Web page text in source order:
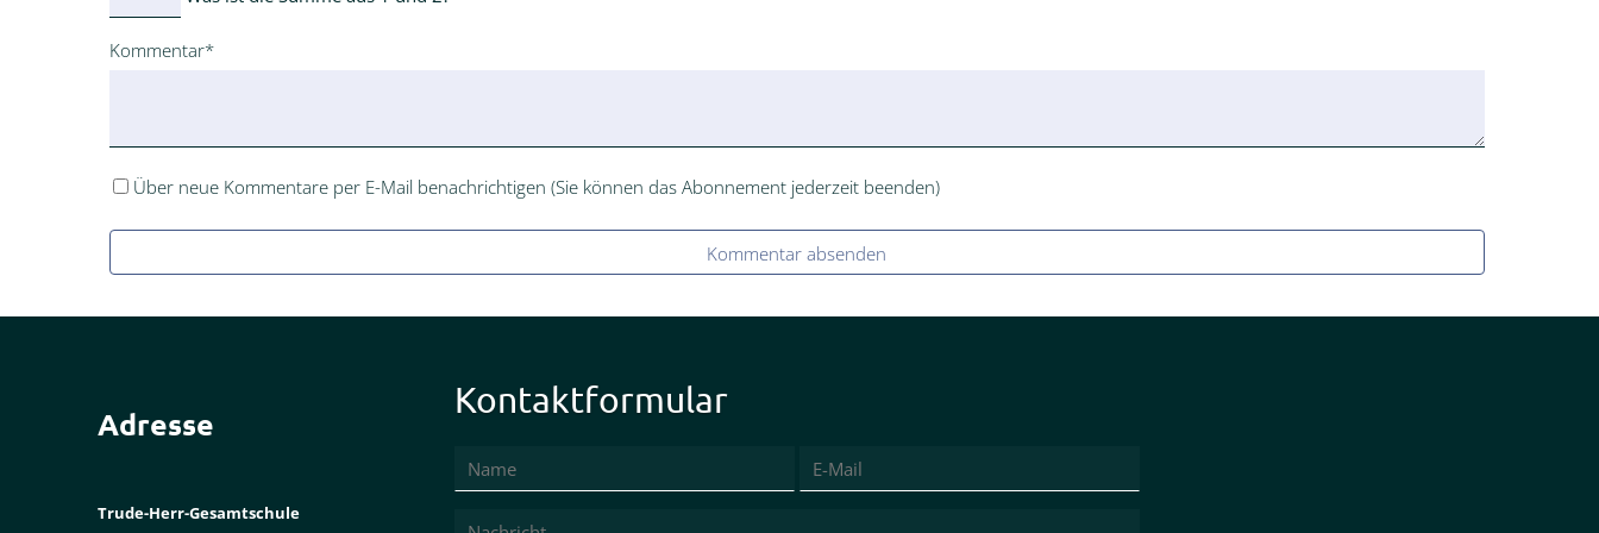
Pflichtfeld
Kommentar*
Über neue Kommentare per E-Mail benachrichtigen (Sie können das Abonnement jederzeit beenden)
Kommentar absenden
Adresse
Trude-Herr-Gesamtschule
Kontaktformular